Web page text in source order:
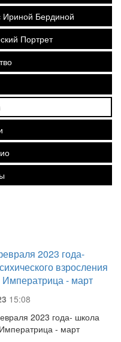
Ириной Бердиной
Портрет
2023 года-
взросления
Императрица - март
15:08
2023 года- школа
- март